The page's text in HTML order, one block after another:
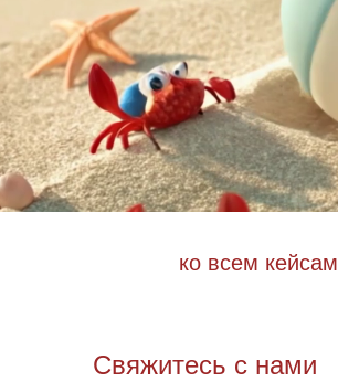
ко всем кейсам
Свяжитесь с нами